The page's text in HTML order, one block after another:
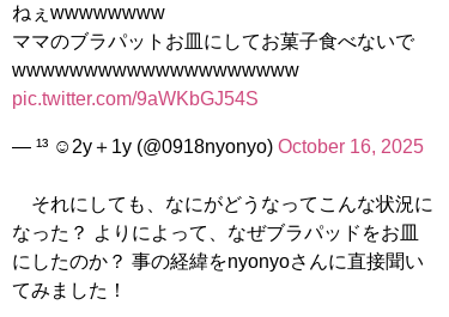
ねぇwwwwwwww
ママのブラパットお皿にしてお菓子食べないで
wwwwwwwwwwwwwwwwwwww
pic.twitter.com/9aWKbGJ54S
— ¹³ ☺︎2y＋1y (@0918nyonyo) October 16, 2025
それにしても、なにがどうなってこんな状況に
なった？ よりによって、なぜブラパッドをお皿
にしたのか？ 事の経緯をnyonyoさんに直接聞い
てみました！